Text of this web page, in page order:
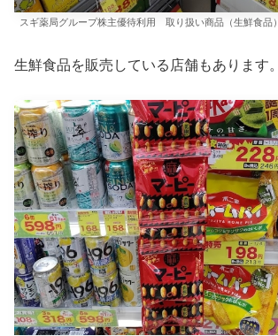
スギ薬局グループ株主優待利用 取り扱い商品（生鮮食品）
生鮮食品を販売している店舗もあります。